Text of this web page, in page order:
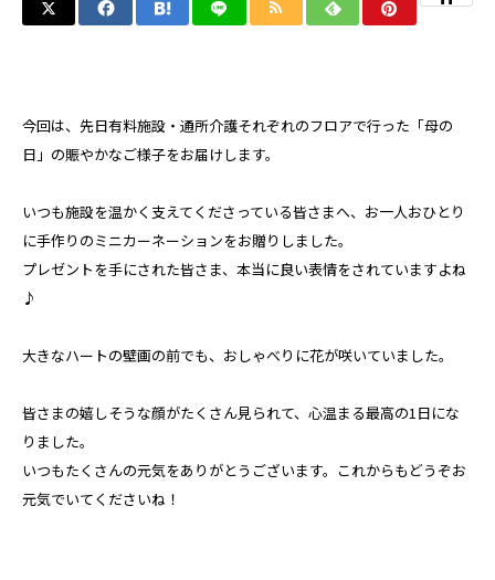
今回は、先日有料施設・通所介護それぞれのフロアで行った「母の
日」の賑やかなご様子をお届けします。
いつも施設を温かく支えてくださっている皆さまへ、お一人おひとり
に手作りのミニカーネーションをお贈りしました。
プレゼントを手にされた皆さま、本当に良い表情をされていますよね
♪
大きなハートの壁画の前でも、おしゃべりに花が咲いていました。
皆さまの嬉しそうな顔がたくさん見られて、心温まる最高の1日にな
りました。
いつもたくさんの元気をありがとうございます。これからもどうぞお
元気でいてくださいね！